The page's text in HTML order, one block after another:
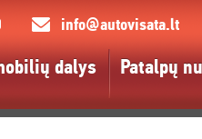
info@autovisata.lt
dalys
Patalpų